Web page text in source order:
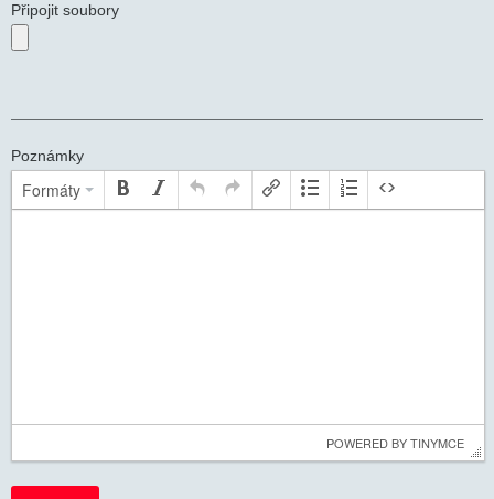
Připojit soubory
Poznámky
Formáty
POWERED BY TINYMCE